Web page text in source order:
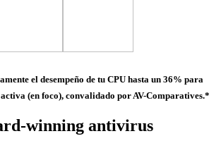
el desempeño de tu CPU hasta un 36% para
(en foco), convalidado por AV-Comparatives.*
winning antivirus